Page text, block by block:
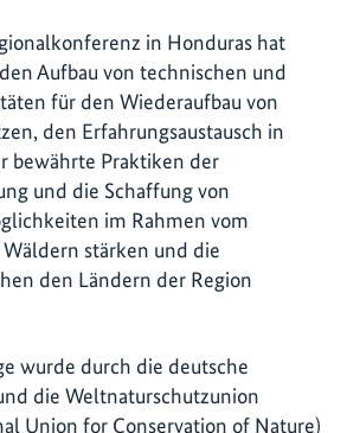
in Honduras hat
Aufbau von technischen und
für den Wiederaufbau von
den Erfahrungsaustausch in
bewährte Praktiken der
und die Schaffung von
im Rahmen vom
stärken und die
den Ländern der Region
wurde durch die deutsche
die Weltnaturschutzunion
Union for Conservation of Nature)